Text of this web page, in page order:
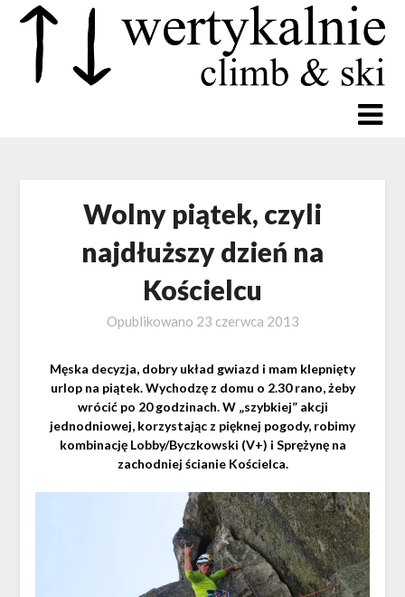
Wolny piątek, czyli
najdłuższy dzień na
Kościelcu
Opublikowano 23 czerwca 2013
Męska decyzja, dobry układ gwiazd i mam klepnięty
urlop na piątek. Wychodzę z domu o 2.30 rano, żeby
wrócić po 20 godzinach. W „szybkiej” akcji
jednodniowej, korzystając z pięknej pogody, robimy
kombinację Lobby/Byczkowski (V+) i Sprężynę na
zachodniej ścianie Kościelca.